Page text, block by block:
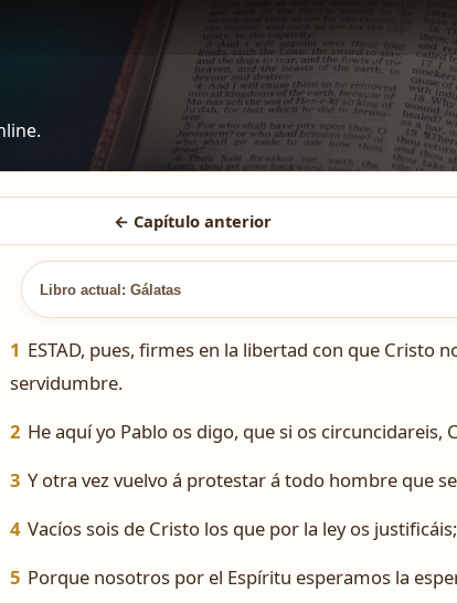
← Capítulo anterior
Libro actual: Gálatas
1 ESTAD, pues, firmes en la libertad con que Cristo
servidumbre.
2 He aquí yo Pablo os digo, que si os circuncidareis,
3 Y otra vez vuelvo á protestar á todo hombre que
4 Vacíos sois de Cristo los que por la ley os
5 Porque nosotros por el Espíritu esperamos la